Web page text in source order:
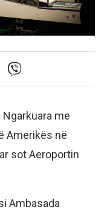
Ngarkuara me
Amerikës në
sot Aeroportin
Ambasada